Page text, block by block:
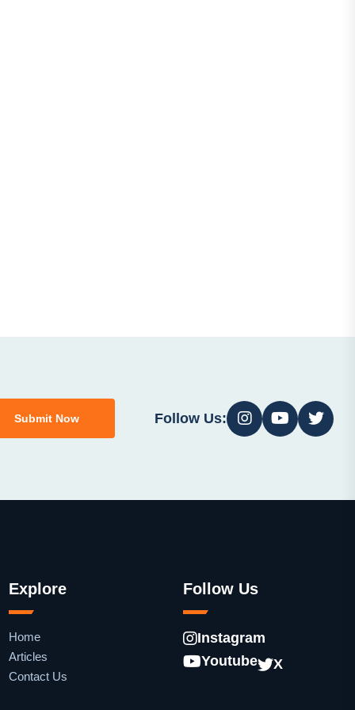
Submit Now Follow Us:
Explore
Home
Articles
Contact Us
Follow Us
Instagram
Youtube
X